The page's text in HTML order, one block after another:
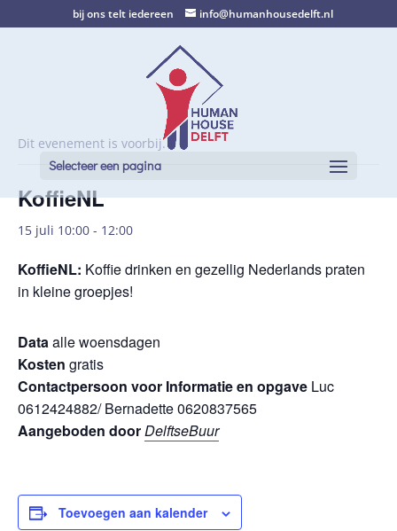
bij ons telt iedereen info@humanhousedelft.nl
Selecteer een pagina
Dit evenement is voorbij.
KoffieNL
15 juli 10:00 - 12:00
KoffieNL: Koffie drinken en gezellig Nederlands praten
in kleine groepjes!
Dataalle woensdagen
Kosten gratis
Contactpersoon voor Informatie en opgave Luc
0612424882/ Bernadette 0620837565
Aangeboden doorDelftseBuur
Toevoegen aan kalender